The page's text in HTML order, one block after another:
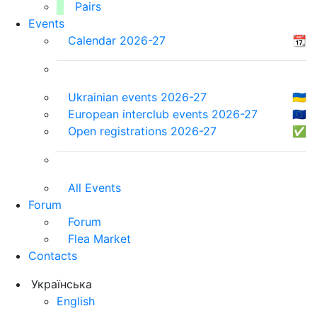
Pairs
Events
Calendar 2026-27
📆
Ukrainian events 2026-27
🇺🇦
European interclub events 2026-27
🇪🇺
Open registrations 2026-27
✅
All Events
Forum
Forum
Flea Market
Contacts
Українська
English